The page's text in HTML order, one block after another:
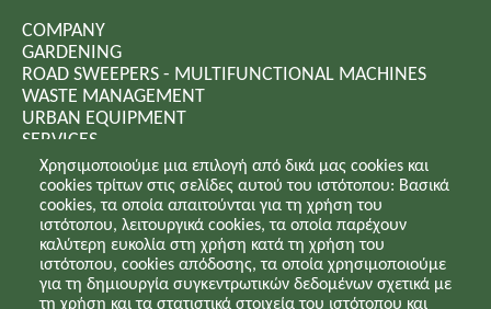
Χρησιμοποιούμε μια επιλογή από δικά μας cookies και
cookies τρίτων στις σελίδες αυτού του ιστότοπου: Βασικά
cookies, τα οποία απαιτούνται για τη χρήση του
ιστότοπου, λειτουργικά cookies, τα οποία παρέχουν
καλύτερη ευκολία στη χρήση κατά τη χρήση του
ιστότοπου, cookies απόδοσης, τα οποία χρησιμοποιούμε
για τη δημιουργία συγκεντρωτικών δεδομένων σχετικά με
τη χρήση και τα στατιστικά στοιχεία του ιστότοπου και
COMPANY
GARDENING
ROAD SWEEPERS - MULTIFUNCTIONAL MACHINES
WASTE MANAGEMENT
URBAN EQUIPMENT
SERVICES
PROJECTS - NEWS
CONTACT
Privacy policy - Copyright - Cookies